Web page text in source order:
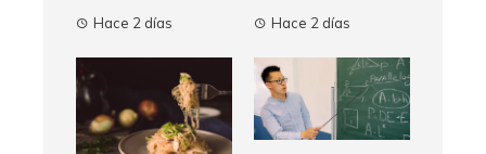
Hace 2 días Hace 2 días